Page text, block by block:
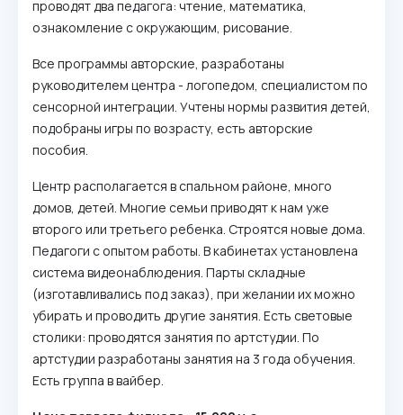
проводят два педагога: чтение, математика,
ознакомление с окружающим, рисование.
Все программы авторские, разработаны
руководителем центра - логопедом, специалистом по
сенсорной интеграции. Учтены нормы развития детей,
подобраны игры по возрасту, есть авторские
пособия.
Центр располагается в спальном районе, много
домов, детей. Многие семьи приводят к нам уже
второго или третьего ребенка. Строятся новые дома.
Педагоги с опытом работы. В кабинетах установлена
система видеонаблюдения. Парты складные
(изготавливались под заказ), при желании их можно
убирать и проводить другие занятия. Есть световые
столики: проводятся занятия по артстудии. По
артстудии разработаны занятия на 3 года обучения.
Есть группа в вайбер.